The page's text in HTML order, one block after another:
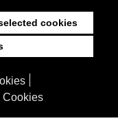
cookies
Cookies